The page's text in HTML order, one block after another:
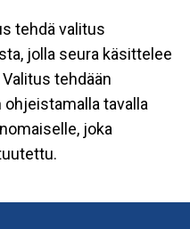
tehdä valitus
jolla seura käsittelee
tehdään
tavalla
joka